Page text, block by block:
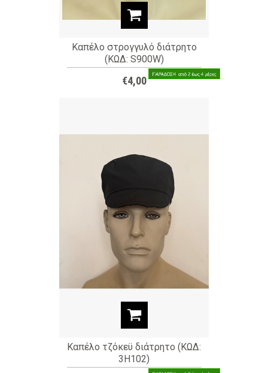
Καπέλο στρογγυλό διάτρητο
(ΚΩΔ: S900W)
€4,00
Καπέλο τζόκεϋ διάτρητο (ΚΩΔ:
3H102)